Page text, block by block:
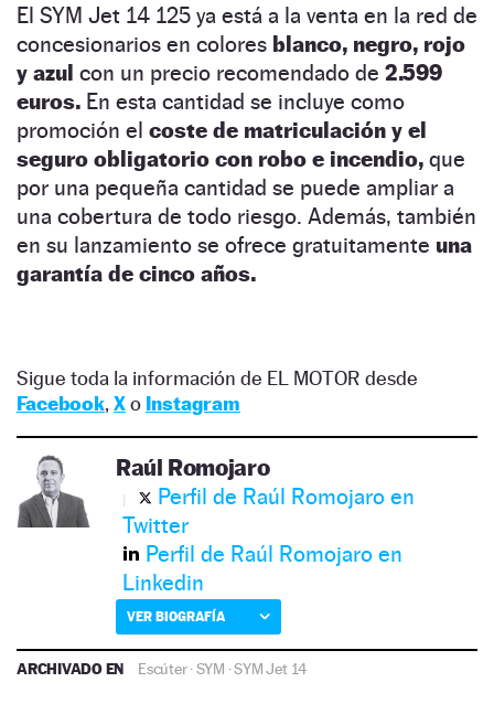
El SYM Jet 14 125 ya está a la venta en la red de
concesionarios en colores blanco, negro, rojo
y azul con un precio recomendado de 2.599
euros. En esta cantidad se incluye como
promoción el coste de matriculación y el
seguro obligatorio con robo e incendio, que
por una pequeña cantidad se puede ampliar a
una cobertura de todo riesgo. Además, también
en su lanzamiento se ofrece gratuitamente una
garantía de cinco años.
Sigue toda la información de EL MOTOR desde
Facebook, Xo Instagram
Raúl Romojaro
Perfil de Raúl Romojaro en
Twitter
Perfil de Raúl Romojaro en
Linkedin
VER BIOGRAFÍA
ARCHIVADO EN Escúter·SYM ·SYM Jet 14